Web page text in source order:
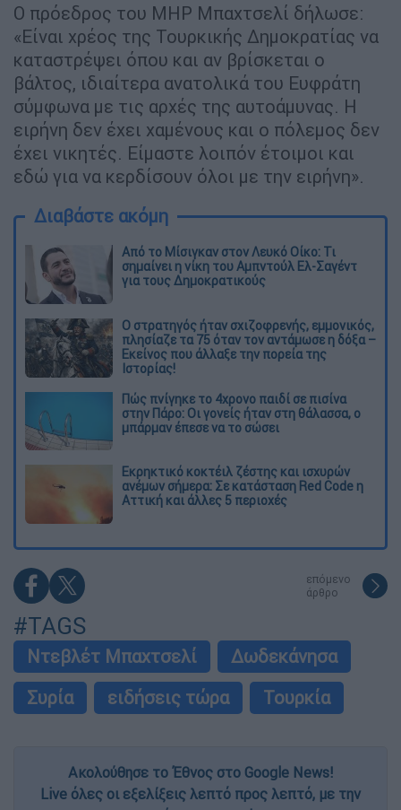
Ο πρόεδρος του MHP Μπαχτσελί δήλωσε:
«Είναι χρέος της Τουρκικής Δημοκρατίας να
καταστρέψει όπου και αν βρίσκεται ο
βάλτος, ιδιαίτερα ανατολικά του Ευφράτη
σύμφωνα με τις αρχές της αυτοάμυνας. Η
ειρήνη δεν έχει χαμένους και ο πόλεμος δεν
έχει νικητές. Είμαστε λοιπόν έτοιμοι και
εδώ για να κερδίσουν όλοι με την ειρήνη».
Διαβάστε ακόμη
Από το Μίσιγκαν στον Λευκό Οίκο: Τι
σημαίνει η νίκη του Αμπντούλ Ελ-Σαγέντ
για τους Δημοκρατικούς
O στρατηγός ήταν σχιζοφρενής, εμμονικός,
πλησίαζε τα 75 όταν τον αντάμωσε η δόξα –
Εκείνος που άλλαξε την πορεία της
Ιστορίας!
Πώς πνίγηκε το 4χρονο παιδί σε πισίνα
στην Πάρο: Οι γονείς ήταν στη θάλασσα, ο
μπάρμαν έπεσε να το σώσει
Εκρηκτικό κοκτέιλ ζέστης και ισχυρών
ανέμων σήμερα: Σε κατάσταση Red Code η
Αττική και άλλες 5 περιοχές
επόμενο
άρθρο
#TAGS
Ντεβλέτ Μπαχτσελί
Δωδεκάνησα
Συρία
ειδήσεις τώρα Τουρκία
Ακολούθησε το Έθνος στο Google News!
Live όλες οι εξελίξεις λεπτό προς λεπτό, με την